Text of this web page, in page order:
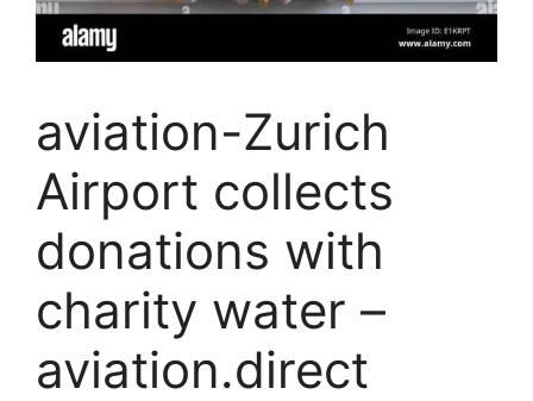
aviation-Zurich
Airport collects
donations with
charity water –
aviation.direct